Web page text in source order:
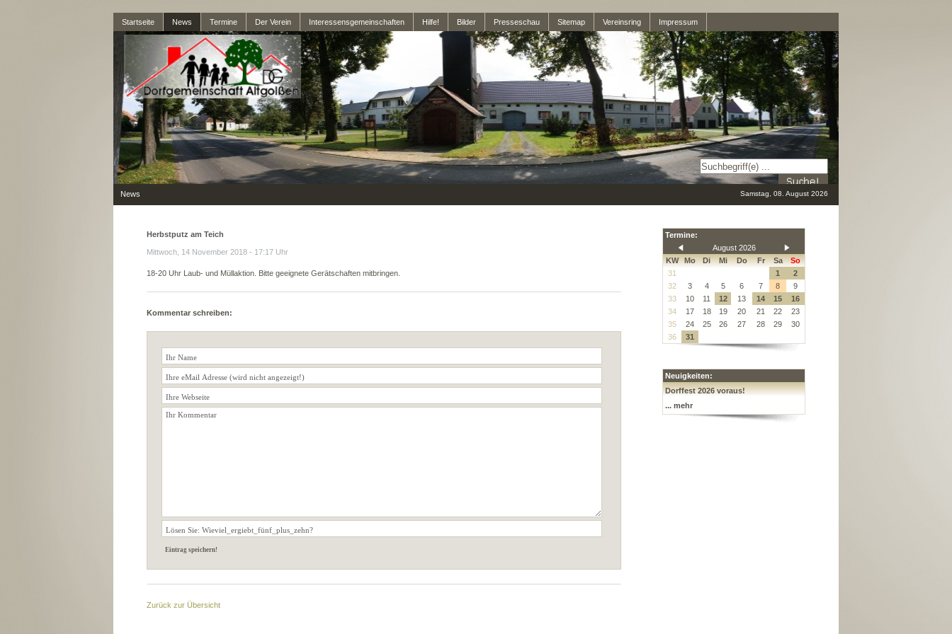
Startseite News Termine Der Verein Interessensgemeinschaften Hilfe! Bilder Presseschau Sitemap Vereinsring Impressum
News Samstag, 08. August 2026
Herbstputz am Teich
Mittwoch, 14 November 2018 - 17:17 Uhr
18-20 Uhr Laub- und Müllaktion. Bitte geeignete Gerätschaften mitbringen.
Kommentar schreiben:
Zurück zur Übersicht
Termine:
August 2026
KW
Mo Di Mi Do Fr Sa
So
31
1
2
32
3 4 5 6 7 8
9
33
10 11 12 13 14 15
16
34
17 18 19 20 21 22
23
35
24 25 26 27 28 29
30
36
31
Neuigkeiten:
Dorffest 2026 voraus!
... mehr